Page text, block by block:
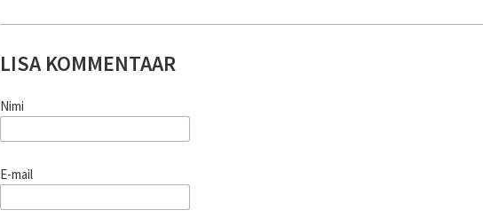
LISA KOMMENTAAR
Nimi
E-mail